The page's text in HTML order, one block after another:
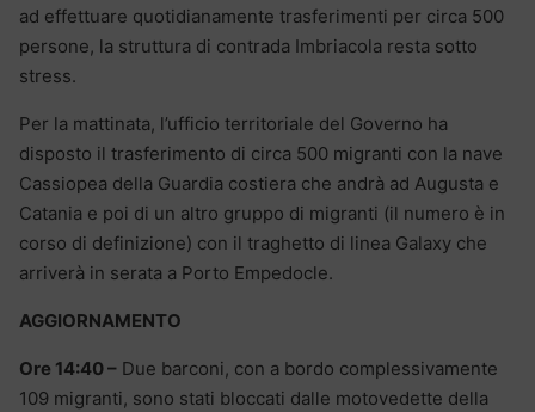
ad effettuare quotidianamente trasferimenti per circa 500
persone, la struttura di contrada Imbriacola resta sotto
stress.
Per la mattinata, l’ufficio territoriale del Governo ha
disposto il trasferimento di circa 500 migranti con la nave
Cassiopea della Guardia costiera che andrà ad Augusta e
Catania e poi di un altro gruppo di migranti (il numero è in
corso di definizione) con il traghetto di linea Galaxy che
arriverà in serata a Porto Empedocle.
AGGIORNAMENTO
Ore 14:40 – Due barconi, con a bordo complessivamente
109 migranti, sono stati bloccati dalle motovedette della